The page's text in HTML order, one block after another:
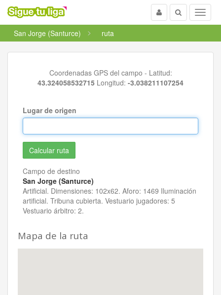
Menu
Buscar
Usuario
San Jorge (Santurce)
ruta
Coordenadas GPS del campo - Latitud:
43.324058532715 Longitud: -3.038211107254
Lugar de origen
Campo de destino
San Jorge (Santurce)
Artificial. Dimensiones: 102x62. Aforo: 1469 Iluminación
artificial. Tribuna cubierta. Vestuario jugadores: 5
Vestuario árbitro: 2.
Mapa de la ruta